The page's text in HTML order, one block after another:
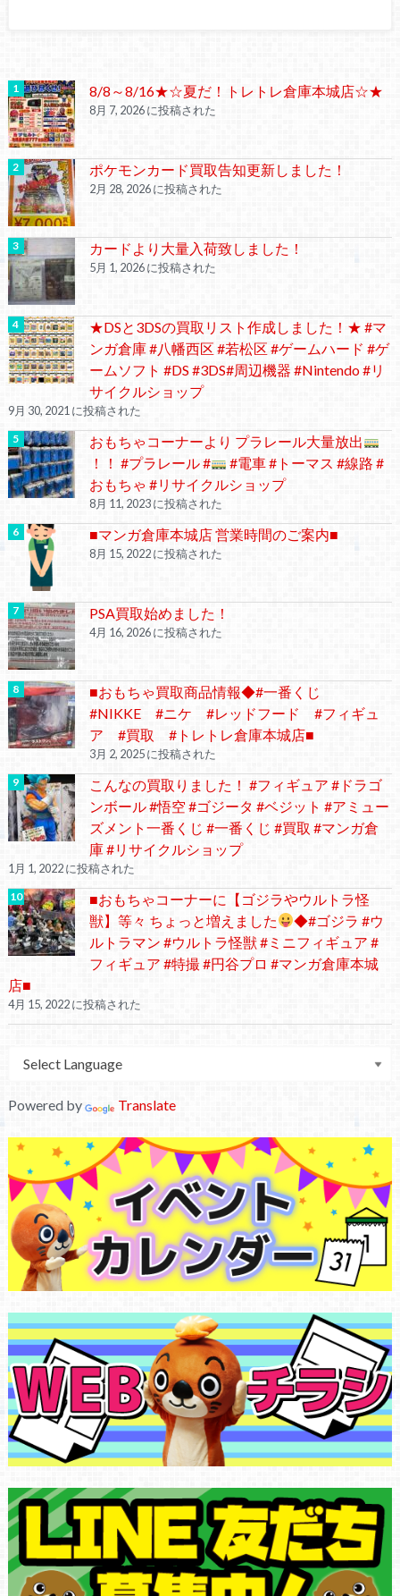
8/8～8/16★☆夏だ！トレトレ倉庫本城店☆★
8月 7, 2026 に投稿された
ポケモンカード買取告知更新しました！
2月 28, 2026 に投稿された
カードより大量入荷致しました！
5月 1, 2026 に投稿された
★DSと3DSの買取リスト作成しました！★ #マ
ンガ倉庫 #八幡西区 #若松区 #ゲームハード #ゲ
ームソフト #DS #3DS#周辺機器 #Nintendo #リ
サイクルショップ
9月 30, 2021 に投稿された
おもちゃコーナーより プラレール大量放出
！！ #プラレール #
#電車 #トーマス #線路 #
おもちゃ #リサイクルショップ
8月 11, 2023 に投稿された
■マンガ倉庫本城店 営業時間のご案内■
8月 15, 2022 に投稿された
PSA買取始めました！
4月 16, 2026 に投稿された
■おもちゃ買取商品情報◆#一番くじ
#NIKKE #ニケ #レッドフード #フィギュ
ア #買取 #トレトレ倉庫本城店■
3月 2, 2025 に投稿された
こんなの買取りました！ #フィギュア #ドラゴ
ンボール #悟空 #ゴジータ #ベジット #アミュー
ズメント一番くじ #一番くじ #買取 #マンガ倉
庫 #リサイクルショップ
1月 1, 2022 に投稿された
■おもちゃコーナーに【ゴジラやウルトラ怪
獣】等々 ちょっと増えました
◆#ゴジラ #ウ
ルトラマン #ウルトラ怪獣 #ミニフィギュア #
フィギュア #特撮 #円谷プロ #マンガ倉庫本城
店■
4月 15, 2022 に投稿された
Powered by Translate